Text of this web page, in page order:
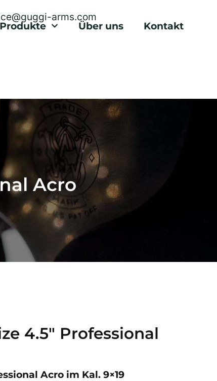
arms.com
Produkte Über uns Kontakt
Acro
4.5″ Professional
Acro im Kal. 9×19